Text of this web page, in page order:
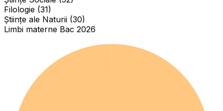
Filologie (31)
Științe ale Naturii (30)
Limbi materne Bac 2026